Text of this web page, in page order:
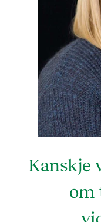
Kanskje
om